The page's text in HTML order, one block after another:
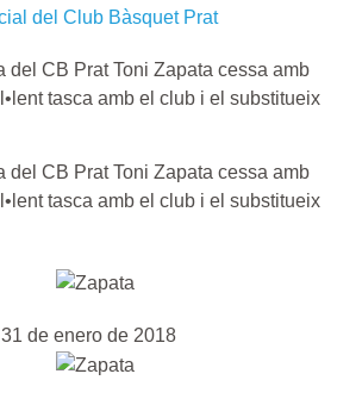
del CB Prat Toni Zapata cessa amb
tasca amb el club i el substitueix
del CB Prat Toni Zapata cessa amb
tasca amb el club i el substitueix
de enero de 2018